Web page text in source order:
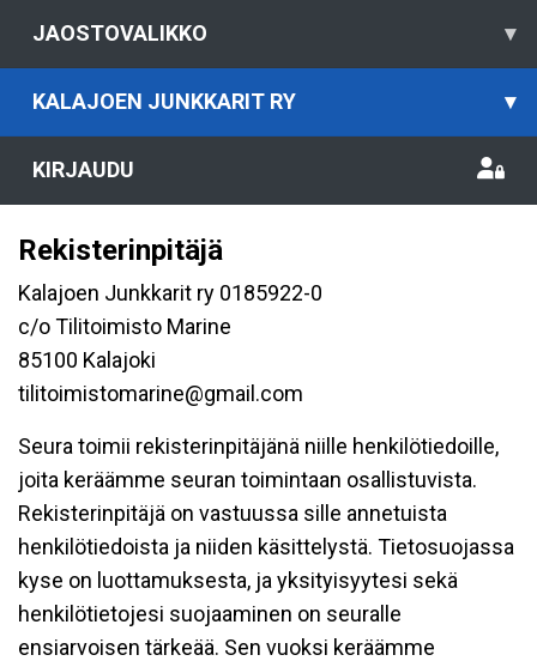
JAOSTOVALIKKO ▾
KALAJOEN JUNKKARIT RY ▾
KIRJAUDU
Rekisterinpitäjä
Kalajoen Junkkarit ry 0185922-0
c/o Tilitoimisto Marine
85100 Kalajoki
tilitoimistomarine@gmail.com
Seura toimii rekisterinpitäjänä niille henkilötiedoille,
joita keräämme seuran toimintaan osallistuvista.
Rekisterinpitäjä on vastuussa sille annetuista
henkilötiedoista ja niiden käsittelystä. Tietosuojassa
kyse on luottamuksesta, ja yksityisyytesi sekä
henkilötietojesi suojaaminen on seuralle
ensiarvoisen tärkeää. Sen vuoksi keräämme